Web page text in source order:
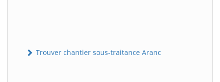
Trouver chantier sous-traitance Aranc